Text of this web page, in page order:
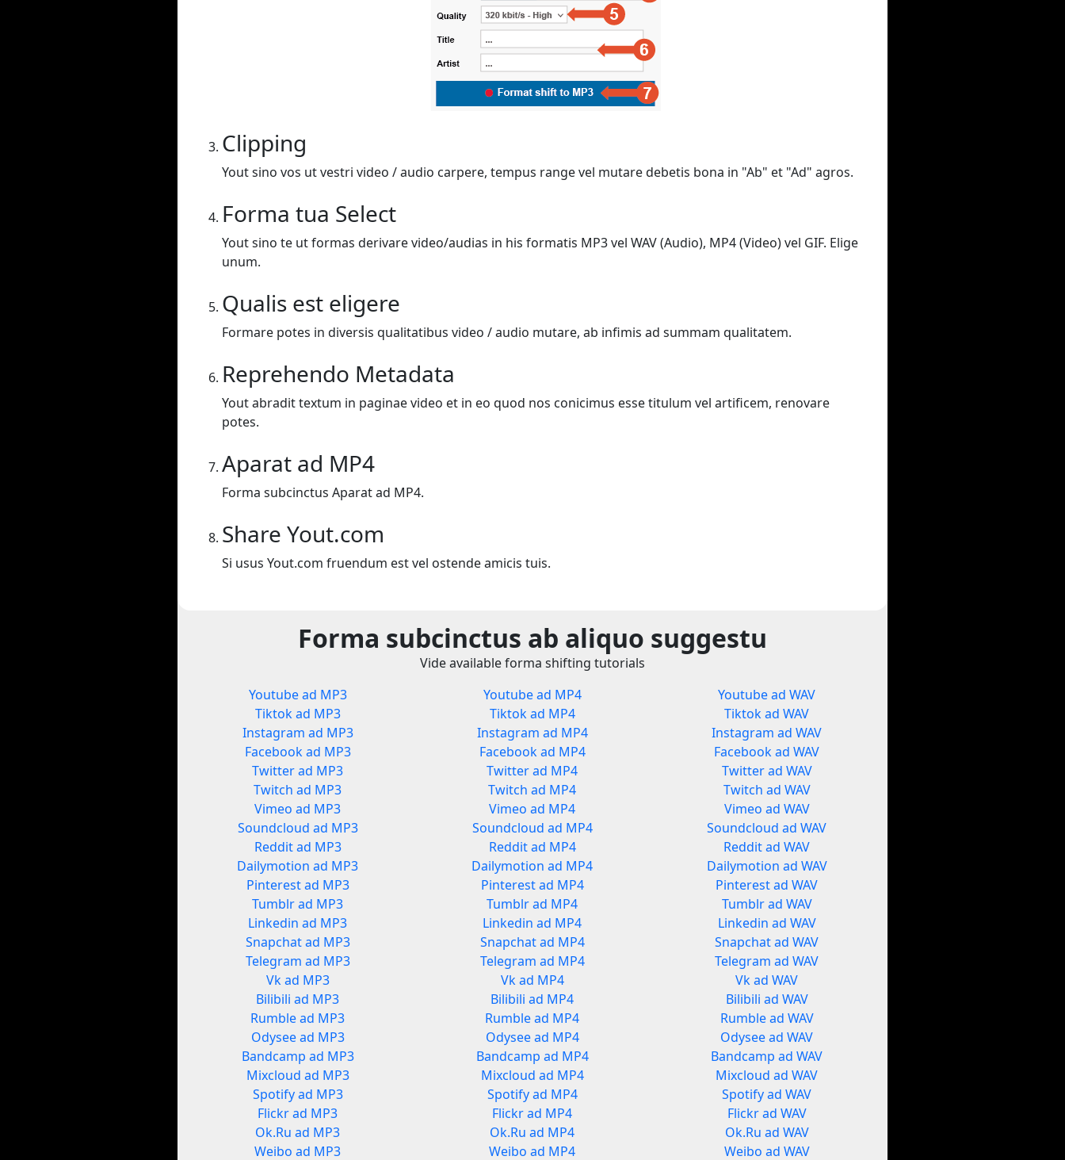
Clipping
Yout sino vos ut vestri video / audio carpere, tempus range vel mutare debetis bona in "Ab" et "Ad" agros.
Forma tua Select
Yout sino te ut formas derivare video/audias in his formatis MP3 vel WAV (Audio), MP4 (Video) vel GIF. Elige
unum.
Qualis est eligere
Formare potes in diversis qualitatibus video / audio mutare, ab infimis ad summam qualitatem.
Reprehendo Metadata
Yout abradit textum in paginae video et in eo quod nos conicimus esse titulum vel artificem, renovare
potes.
Aparat ad MP4
Forma subcinctus Aparat ad MP4.
Share Yout.com
Si usus Yout.com fruendum est vel ostende amicis tuis.
Forma subcinctus ab aliquo suggestu
Vide available forma shifting tutorials
Youtube ad MP3
Tiktok ad MP3
Instagram ad MP3
Facebook ad MP3
Twitter ad MP3
Twitch ad MP3
Vimeo ad MP3
Soundcloud ad MP3
Reddit ad MP3
Dailymotion ad MP3
Pinterest ad MP3
Tumblr ad MP3
Linkedin ad MP3
Snapchat ad MP3
Telegram ad MP3
Vk ad MP3
Bilibili ad MP3
Rumble ad MP3
Odysee ad MP3
Bandcamp ad MP3
Mixcloud ad MP3
Spotify ad MP3
Flickr ad MP3
Ok.Ru ad MP3
Weibo ad MP3
Youtube ad MP4
Tiktok ad MP4
Instagram ad MP4
Facebook ad MP4
Twitter ad MP4
Twitch ad MP4
Vimeo ad MP4
Soundcloud ad MP4
Reddit ad MP4
Dailymotion ad MP4
Pinterest ad MP4
Tumblr ad MP4
Linkedin ad MP4
Snapchat ad MP4
Telegram ad MP4
Vk ad MP4
Bilibili ad MP4
Rumble ad MP4
Odysee ad MP4
Bandcamp ad MP4
Mixcloud ad MP4
Spotify ad MP4
Flickr ad MP4
Ok.Ru ad MP4
Weibo ad MP4
Youtube ad WAV
Tiktok ad WAV
Instagram ad WAV
Facebook ad WAV
Twitter ad WAV
Twitch ad WAV
Vimeo ad WAV
Soundcloud ad WAV
Reddit ad WAV
Dailymotion ad WAV
Pinterest ad WAV
Tumblr ad WAV
Linkedin ad WAV
Snapchat ad WAV
Telegram ad WAV
Vk ad WAV
Bilibili ad WAV
Rumble ad WAV
Odysee ad WAV
Bandcamp ad WAV
Mixcloud ad WAV
Spotify ad WAV
Flickr ad WAV
Ok.Ru ad WAV
Weibo ad WAV